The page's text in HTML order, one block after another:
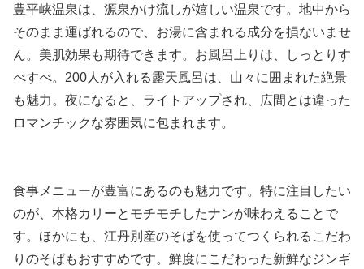
豊平峡温泉は、源泉かけ流しが嬉しい温泉です。地中から
そのまま運ばれるので、お湯に含まれる成分を損ないませ
ん。美肌効果も期待できます。お風呂上りは、しっとりす
べすべ。200人が入れる露天風呂は、山々に囲まれた絶景
も魅力。夜になると、ライトアップされ、広間とは違った
ロマンチックな雰囲気に包まれます。
食事メニューが豊富にあるのも魅力です。特に注目したい
のが、本格カリーとモチモチしたナンが味わえることで
す。ほかにも、江丹別産のそばを使ってつくられるこだわ
りのそばもおすすめです。鮮度にこだわった新鮮なジンギ